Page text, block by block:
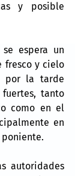
y posible
espera un
fresco y cielo
por la tarde
tanto
como en el
en
poniente.
autoridades